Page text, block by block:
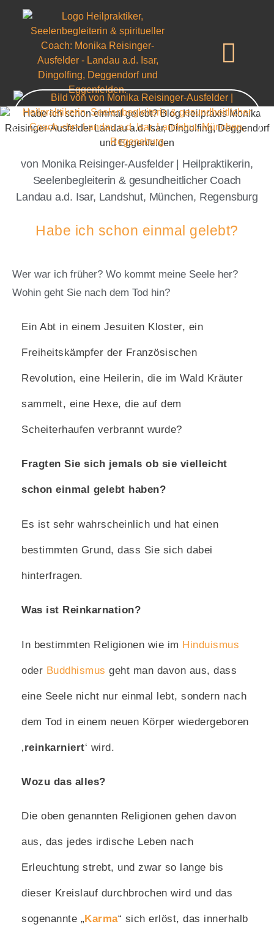
von Monika Reisinger-Ausfelder | Heilpraktikerin,
Seelenbegleiterin & gesundheitlicher Coach
Landau a.d. Isar, Landshut, München, Regensburg
Habe ich schon einmal gelebt?
Wer war ich früher? Wo kommt meine Seele her?
Wohin geht Sie nach dem Tod hin?
Ein Abt in einem Jesuiten Kloster, ein
Freiheitskämpfer der Französischen
Revolution, eine Heilerin, die im Wald Kräuter
sammelt, eine Hexe, die auf dem
Scheiterhaufen verbrannt wurde?
Fragten Sie sich jemals ob sie vielleicht
schon einmal gelebt haben?
Es ist sehr wahrscheinlich und hat einen
bestimmten Grund, dass Sie sich dabei
hinterfragen.
Was ist Reinkarnation?
In bestimmten Religionen wie im Hinduismus
oder Buddhismus geht man davon aus, dass
eine Seele nicht nur einmal lebt, sondern nach
dem Tod in einem neuen Körper wiedergeboren
‚reinkarniert‘ wird.
Wozu das alles?
Die oben genannten Religionen gehen davon
aus, das jedes irdische Leben nach
Erleuchtung strebt, und zwar so lange bis
dieser Kreislauf durchbrochen wird und das
sogenannte „ Karma“ sich erlöst, das innerhalb